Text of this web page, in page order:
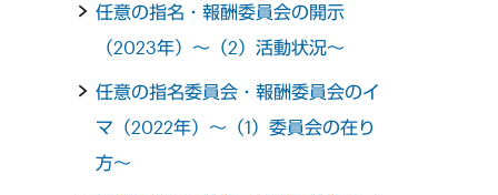
任意の指名・報酬委員会の開示
（2023年）～（2）活動状況～
任意の指名委員会・報酬委員会のイ
マ（2022年）～（1）委員会の在り
方～